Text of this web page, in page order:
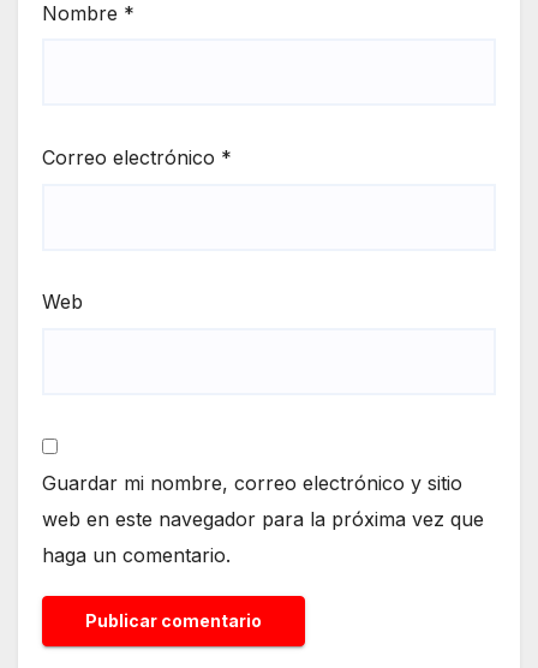
Nombre *
Correo electrónico *
Web
Guardar mi nombre, correo electrónico y sitio
web en este navegador para la próxima vez que
haga un comentario.